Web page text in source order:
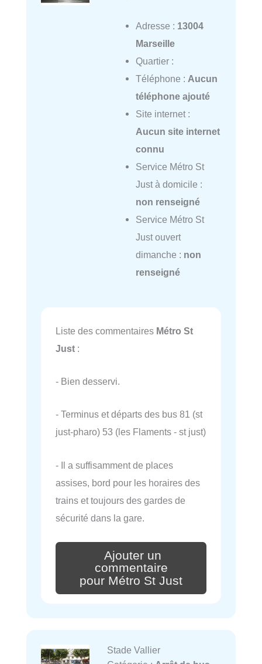
Adresse : 13004
Marseille
Quartier :
Téléphone : Aucun
téléphone ajouté
Site internet :
Aucun site internet
connu
Service Métro St
Just à domicile :
non renseigné
Service Métro St
Just ouvert
dimanche : non
renseigné
Liste des commentaires Métro St
Just :
- Bien desservi.
- Terminus et départs des bus 81 (st
just-pharo) 53 (les Flaments - st just)
- Il a suffisamment de places
assises, bord pour les horaires des
trains et toujours des gardes de
sécurité dans la gare.
Ajouter un
commentaire
pour Métro St Just
Stade Vallier